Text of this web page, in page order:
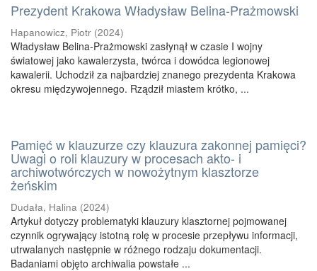
Prezydent Krakowa Władysław Belina-Prażmowski
Hapanowicz, Piotr (2024)
Władysław Belina-Prażmowski zasłynął w czasie I wojny
światowej jako kawalerzysta, twórca i dowódca legionowej
kawalerii. Uchodził za najbardziej znanego prezydenta Krakowa
okresu międzywojennego. Rządził miastem krótko, ...
Pamięć w klauzurze czy klauzura zakonnej pamięci?
Uwagi o roli klauzury w procesach akto- i
archiwotwórczych w nowożytnym klasztorze
żeńskim
Dudała, Halina (2024)
Artykuł dotyczy problematyki klauzury klasztornej pojmowanej
czynnik ogrywający istotną rolę w procesie przepływu informacji,
utrwalanych następnie w różnego rodzaju dokumentacji.
Badaniami objęto archiwalia powstałe ...